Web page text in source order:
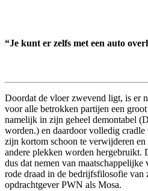
“Je kunt er zelfs met een auto
Doordat de vloer zwevend ligt, is er
voor alle betrokken partijen een
namelijk in zijn geheel demontabel
worden.) en daardoor volledig cradle
zijn kortom schoon te verwijderen
andere plekken worden hergebruikt.
dus dat nemen van
rode draad in de bedrijfsfilosofie van
opdrachtgever PWN als Mosa.